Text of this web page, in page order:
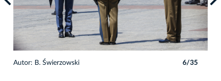
Autor: B. Świerzowski 6/35